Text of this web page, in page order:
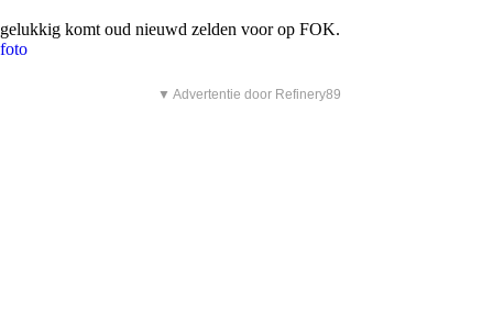
gelukkig komt oud nieuwd zelden voor op FOK.
foto
▼ Advertentie door Refinery89